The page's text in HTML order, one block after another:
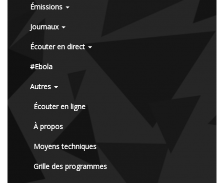
Émissions
Journaux
Écouter en direct
#Ebola
Autres
Écouter en ligne
À propos
Moyens techniques
Grille des programmes